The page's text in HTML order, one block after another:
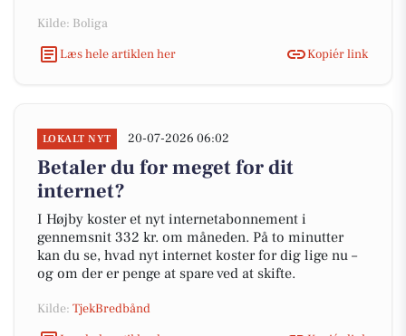
Kilde: Boliga
Læs hele artiklen her
Kopiér link
LOKALT NYT 20-07-2026 06:02
Betaler du for meget for dit
internet?
I Højby koster et nyt internetabonnement i
gennemsnit 332 kr. om måneden. På to minutter
kan du se, hvad nyt internet koster for dig lige nu –
og om der er penge at spare ved at skifte.
Kilde: TjekBredbånd